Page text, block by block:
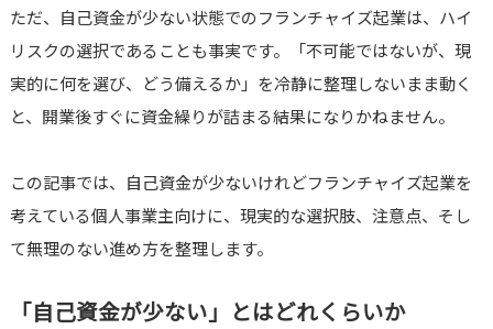
ただ、自己資金が少ない状態でのフランチャイズ起業は、ハイ
リスクの選択であることも事実です。「不可能ではないが、現
実的に何を選び、どう備えるか」を冷静に整理しないまま動く
と、開業後すぐに資金繰りが詰まる結果になりかねません。
この記事では、自己資金が少ないけれどフランチャイズ起業を
考えている個人事業主向けに、現実的な選択肢、注意点、そし
て無理のない進め方を整理します。
「自己資金が少ない」とはどれくらいか